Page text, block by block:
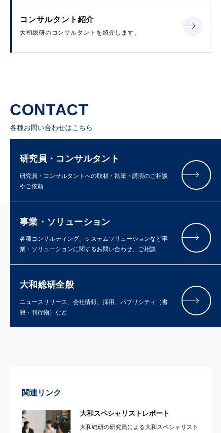
コンサルタント紹介
大和総研のコンサルタントを紹介します。
CONTACT
各種お問い合わせはこちら
研究員・コンサルタント
研究員・コンサルタントへの取材・執筆・講演のご相談
やご依頼
事業・ソリューション
各種コンサルティング、システムソリューションなど事
業・ソリューションに関するお問い合わせ、ご相談
大和総研全般
ニュースリリース、会社情報、採用、パブリシティ（書
籍・刊行物）など
関連リンク
大和スペシャリストレポート
大和総研の研究員による大和スペシャリスト